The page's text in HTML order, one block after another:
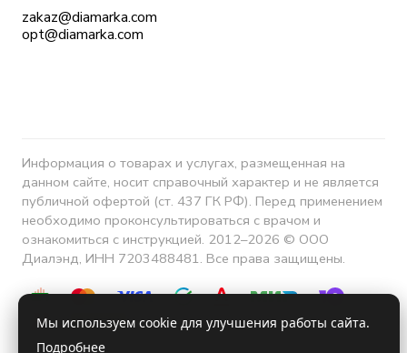
zakaz@diamarka.com
opt@diamarka.com
Информация о товарах и услугах, размещенная на
данном сайте, носит справочный характер и не является
публичной офертой (ст. 437 ГК РФ). Перед применением
необходимо проконсультироваться с врачом и
ознакомиться с инструкцией. 2012–2026 © ООО
Диалэнд, ИНН 7203488481. Все права защищены.
Мы используем cookie для улучшения работы сайта.
Подробнее